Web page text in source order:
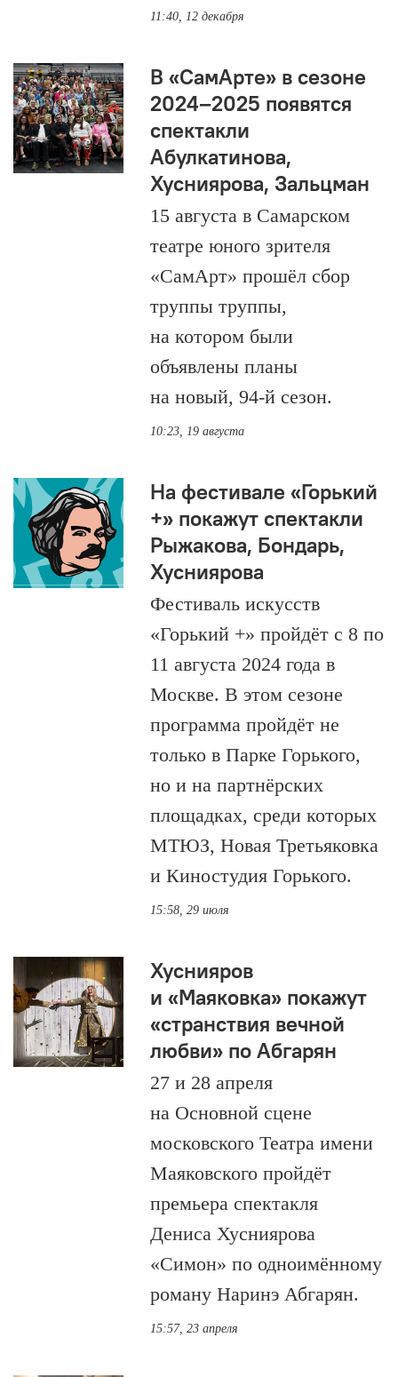
11:40, 12 декабря
В «СамАрте» в сезоне
2024–2025 появятся
спектакли
Абулкатинова,
Хусниярова, Зальцман
15 августа в Самарском
театре юного зрителя
«СамАрт» прошёл сбор
труппы труппы,
на котором были
объявлены планы
на новый, 94-й сезон.
10:23, 19 августа
На фестивале «Горький
+» покажут спектакли
Рыжакова, Бондарь,
Хусниярова
Фестиваль искусств
«Горький +» пройдёт с 8 по
11 августа 2024 года в
Москве. В этом сезоне
программа пройдёт не
только в Парке Горького,
но и на партнёрских
площадках, среди которых
МТЮЗ, Новая Третьяковка
и Киностудия Горького.
15:58, 29 июля
Хуснияров
и «Маяковка» покажут
«странствия вечной
любви» по Абгарян
27 и 28 апреля
на Основной сцене
московского Театра имени
Маяковского пройдёт
премьера спектакля
Дениса Хусниярова
«Симон» по одноимённому
роману Наринэ Абгарян.
15:57, 23 апреля